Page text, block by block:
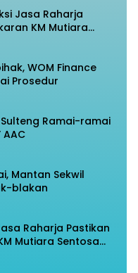
Jasa Raharja
KM Mutiara
WOM Finance
Prosedur
Ramai-ramai
AAC
Mantan Sekwil
blakan
Raharja Pastikan
Mutiara Sentosa